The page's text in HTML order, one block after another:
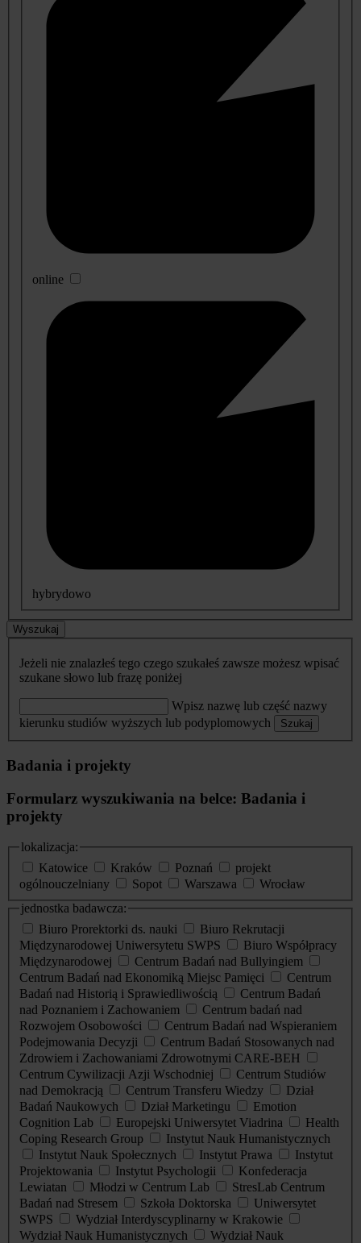
online
hybrydowo
Wyszukaj
Jeżeli nie znalazłeś tego czego szukałeś zawsze możesz wpisać
szukane słowo lub frazę poniżej
Wpisz nazwę lub część nazwy
kierunku studiów wyższych lub podyplomowych
Szukaj
Badania i projekty
Formularz wyszukiwania na belce: Badania i
projekty
lokalizacja:
Katowice
Kraków Poznań
projekt
ogólnouczelniany
Sopot Warszawa
Wrocław
jednostka badawcza:
Biuro Prorektorki ds. nauki
Biuro Rekrutacji
Międzynarodowej Uniwersytetu SWPS
Biuro Współpracy
Międzynarodowej
Centrum Badań nad Bullyingiem
Centrum Badań nad Ekonomiką Miejsc Pamięci
Centrum
Badań nad Historią i Sprawiedliwością
Centrum Badań
nad Poznaniem i Zachowaniem
Centrum badań nad
Rozwojem Osobowości
Centrum Badań nad Wspieraniem
Podejmowania Decyzji
Centrum Badań Stosowanych nad
Zdrowiem i Zachowaniami Zdrowotnymi CARE-BEH
Centrum Cywilizacji Azji Wschodniej
Centrum Studiów
nad Demokracją
Centrum Transferu Wiedzy
Dział
Badań Naukowych
Dział Marketingu
Emotion
Cognition Lab
Europejski Uniwersytet Viadrina
Health
Coping Research Group
Instytut Nauk Humanistycznych
Instytut Nauk Społecznych
Instytut Prawa
Instytut
Projektowania
Instytut Psychologii
Konfederacja
Lewiatan
Młodzi w Centrum Lab
StresLab Centrum
Badań nad Stresem
Szkoła Doktorska
Uniwersytet
SWPS
Wydział Interdyscyplinarny w Krakowie
Wydział Nauk Humanistycznych
Wydział Nauk